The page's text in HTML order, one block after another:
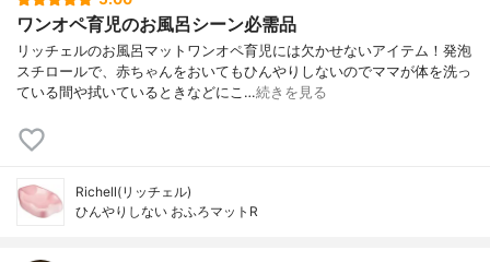
ワンオペ育児のお風呂シーン必需品
リッチェルのお風呂マットワンオペ育児には欠かせないアイテム！発泡
スチロールで、赤ちゃんをおいてもひんやりしないのでママが体を洗っ
ている間や拭いているときなどにこ…続きを見る
Richell(リッチェル)
ひんやりしない おふろマットR